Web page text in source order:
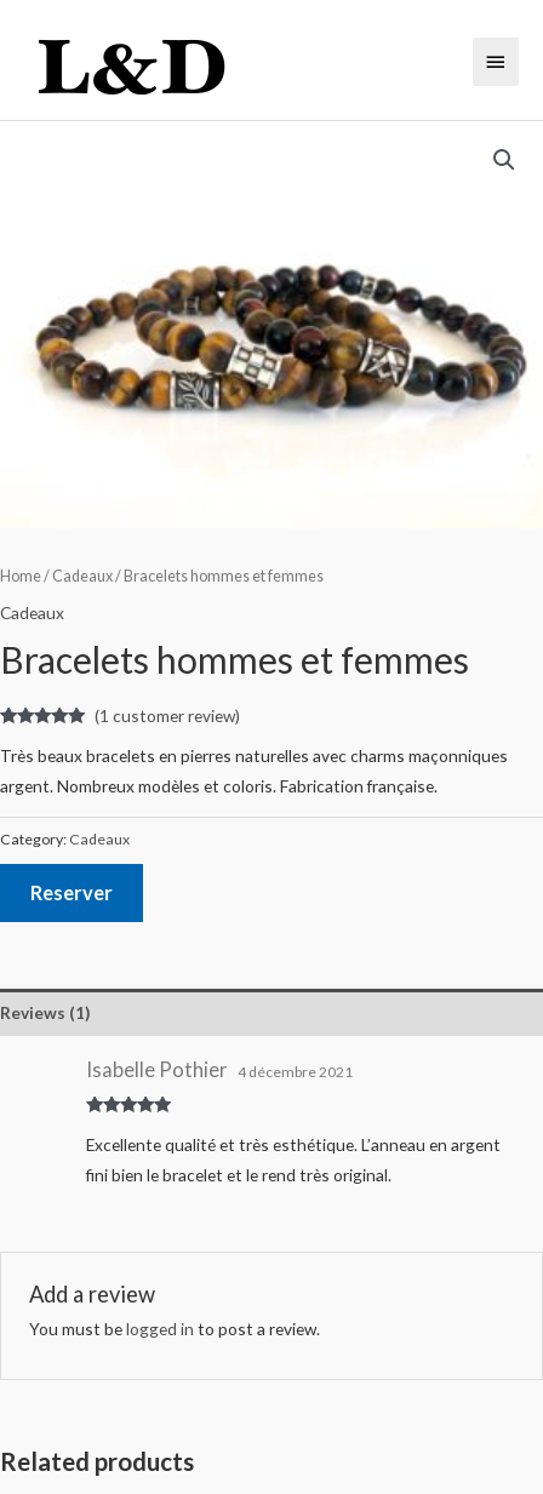
Home/ Cadeaux/ Bracelets hommes et femmes
Cadeaux
Bracelets hommes et femmes
out of 5
customer
(1 customer review)
Très beaux bracelets en pierres naturelles avec charms maçonniques
argent. Nombreux modèles et coloris. Fabrication française.
Category: Cadeaux
Reserver
Reviews (1)
of 5
Isabelle Pothier 4 décembre 2021
Excellente qualité et très esthétique. L’anneau en argent
fini bien le bracelet et le rend très original.
Add a review
You must belogged in to post a review.
Related products